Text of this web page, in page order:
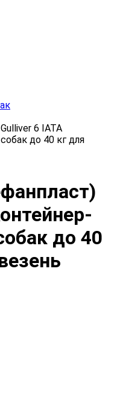
6 IATA
до 40 кг для
до 40